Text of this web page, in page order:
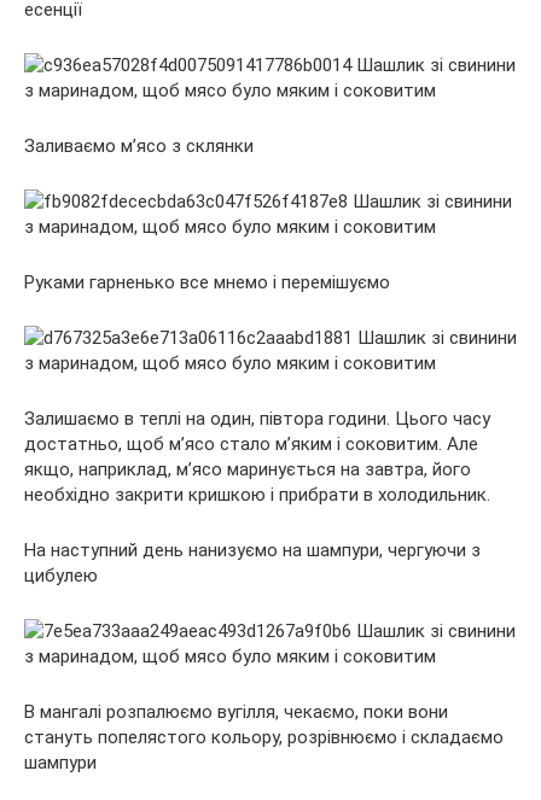
есенції
Заливаємо м’ясо з склянки
Руками гарненько все мнемо і перемішуємо
Залишаємо в теплі на один, півтора години. Цього часу
достатньо, щоб м’ясо стало м’яким і соковитим. Але
якщо, наприклад, м’ясо маринується на завтра, його
необхідно закрити кришкою і прибрати в холодильник.
На наступний день нанизуємо на шампури, чергуючи з
цибулею
В мангалі розпалюємо вугілля, чекаємо, поки вони
стануть попелястого кольору, розрівнюємо і складаємо
шампури